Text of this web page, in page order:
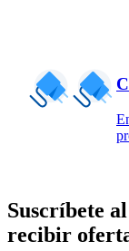
Suscríbete
recibir